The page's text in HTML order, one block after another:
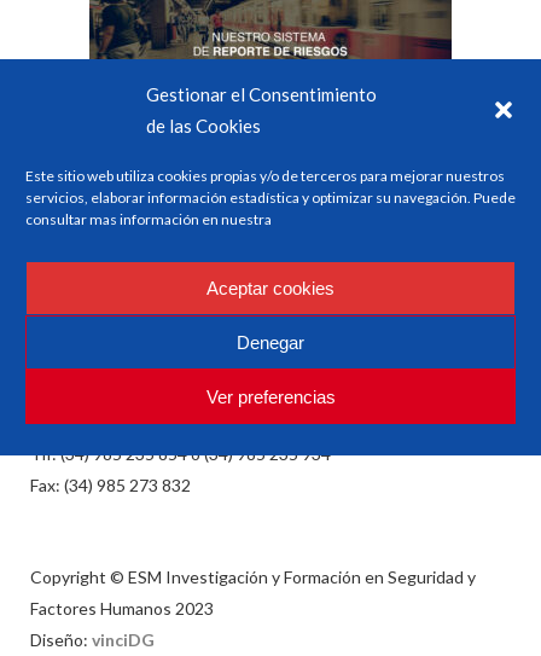
Gestionar el Consentimiento
de las Cookies
Este sitio web utiliza cookies propias y/o de terceros para mejorar nuestros
servicios, elaborar información estadística y optimizar su navegación. Puede
consultar mas información en nuestra
Aceptar cookies
Denegar
Ver preferencias
Investigación y Formación en Seguridad y Factores
Humanos
esm@esm.es
Tlf: (34) 985 235 854 o (34) 985 235 934
Fax: (34) 985 273 832
Copyright © ESM Investigación y Formación en Seguridad y
Factores Humanos 2023
Diseño: vinciDG